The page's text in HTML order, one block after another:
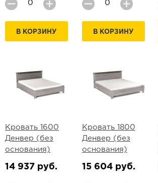
В КОРЗИНУ В КОРЗИНУ
Кровать 1600
Денвер (без
основания)
14 937 руб.
Кровать 1800
Денвер (без
основания)
15 604 руб.